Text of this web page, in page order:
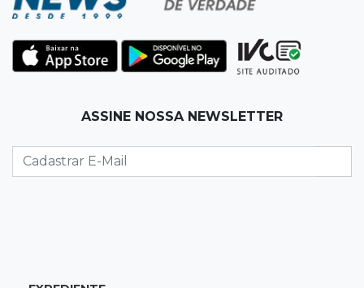
17:58 Redução
Cerrado tem queda de 11,5%
Ex-vereador preso começa briga durante
ASSINE NOSSA NEWSLETTER